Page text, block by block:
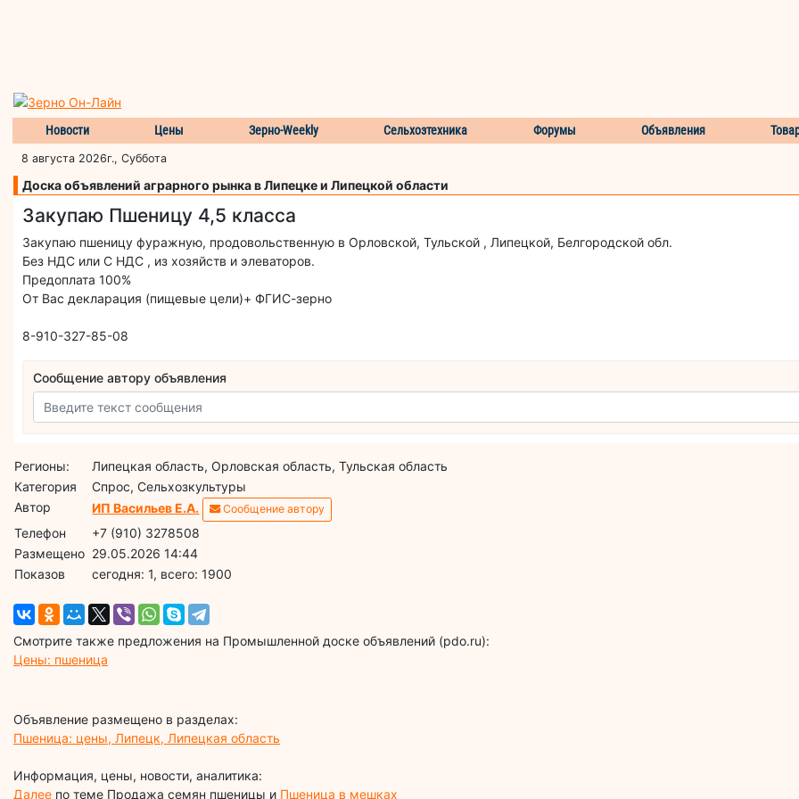
Новости Цены Зерно-Weekly Сельхозтехника Форумы Объявления
8 августа 2026г., Суббота
Доска объявлений аграрного рынка в Липецке и Липецкой области
Закупаю Пшеницу 4,5 класса
Закупаю пшеницу фуражную, продовольственную в Орловской, Тульской , Липецкой, Белгородской обл.
Без НДС или С НДС , из хозяйств и элеваторов.
Предоплата 100%
От Вас декларация (пищевые цели)+ ФГИС-зерно
8-910-327-85-08
Сообщение автору объявления
Регионы:
Липецкая область, Орловская область, Тульская область
Категория
Спрос, Сельхозкультуры
Автор
ИП Васильев Е.А. Сообщение автору
Телефон
+7 (910) 3278508
Размещено 29.05.2026 14:44
Показов
cегодня: 1, всего: 1900
Смотрите также предложения на Промышленной доске объявлений (pdo.ru):
Цены: пшеница
Объявление размещено в разделах:
Пшеница: цены, Липецк, Липецкая область
Информация, цены, новости, аналитика:
Далее по теме Продажа семян пшеницы и Пшеница в мешках